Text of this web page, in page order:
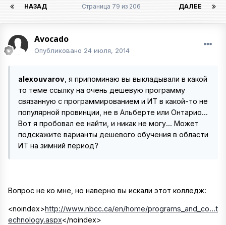
НАЗАД ДАЛЕЕ
Страница 79 из 206
Avocado
Опубликовано 24 июля, 2014
alexouvarov , я припоминаю вы выкладывали в какой
то теме ссылку на очень дешевую программу
связанную с программированием и ИТ в какой-то не
популярной провинции, не в Альберте или Онтарио...
Вот я пробовал ее найти, и никак не могу... Может
подскажите варианты дешевого обучения в области
ИТ на зимний период?
Вопрос не ко мне, но наверно вы искали этот колледж:
<noindex>http://www.nbcc.ca/en/home/programs_and_co...t
echnology.aspx</noindex>